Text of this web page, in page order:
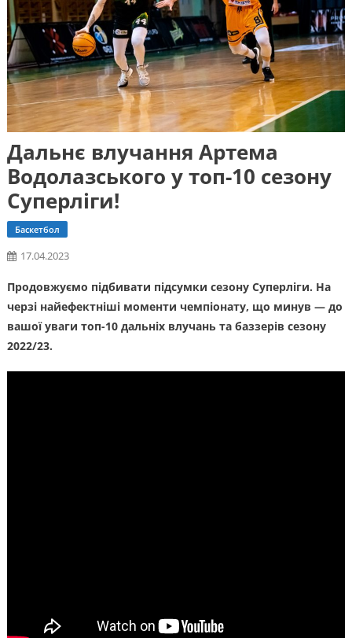
Дальнє влучання Артема
Водолазського у топ-10 сезону
Суперліги!
Баскетбол
17.04.2023
Продовжуємо підбивати підсумки сезону Суперліги. На
черзі найефектніші моменти чемпіонату, що минув — до
вашої уваги топ-10 дальніх влучань та баззерів сезону
2022/23.